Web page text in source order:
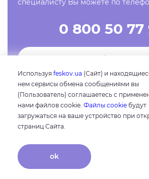
специалисту Вы можете по
0 800 50 77
Заказать обратный
Запись на прием
Еще статьи этой рубрики
Используя feskov.ua (Сайт) и
нем сервисы обмена сообщениями вы
(Пользователь) соглашаетесь с
нами файлов cookie. Файлы cookie будут
загружаться на ваше устройство при
страниц Сайта.
ok